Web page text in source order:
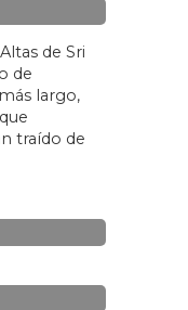
de Sri
de
largo,
traído de